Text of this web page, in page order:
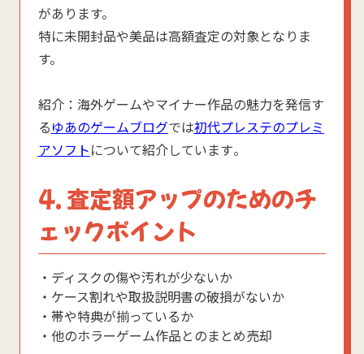
があります。
特に未開封品や美品は高額査定の対象となりま
す。
紹介：海外ゲームやマイナー作品の魅力を発信す
る ゆあのゲームブログでは初代プレステのプレミ
アソフト について紹介しています。
4. 査定額アップのためのチ
ェックポイント
・ディスクの傷や汚れが少ないか
・ケース割れや取扱説明書の破損がないか
・帯や特典が揃っているか
・他のホラーゲーム作品とのまとめ売却